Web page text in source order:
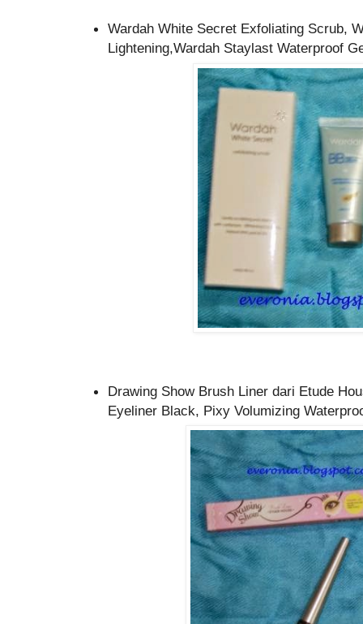
Wardah White Secret Exfoliating Scrub,
Lightening,Wardah Staylast Waterproof
Drawing Show Brush Liner dari Etude
Eyeliner Black, Pixy Volumizing